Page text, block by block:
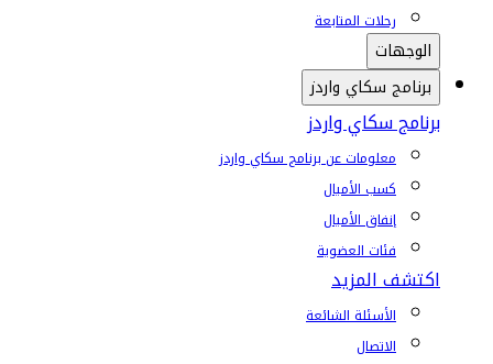
رحلات المتابعة
الوجهات
برنامج سكاي واردز
برنامج سكاي واردز
معلومات عن برنامج سكاي واردز
كسب الأميال
إنفاق الأميال
فئات العضوية
اكتشف المزيد
الأسئلة الشائعة
الاتصال